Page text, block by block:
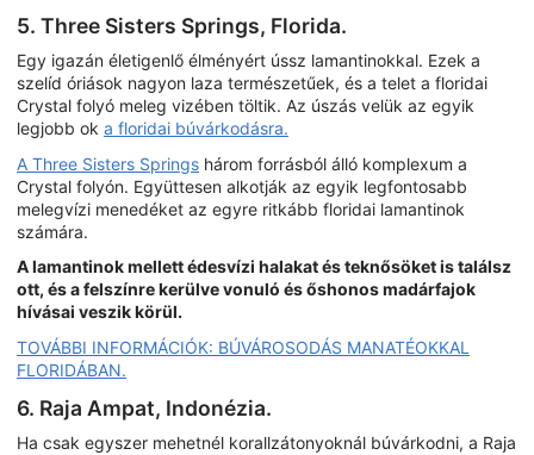
5. Three Sisters Springs, Florida.
Egy igazán életigenlő élményért ússz lamantinokkal. Ezek a
szelíd óriások nagyon laza természetűek, és a telet a floridai
Crystal folyó meleg vizében töltik. Az úszás velük az egyik
legjobb ok a floridai búvárkodásra.
A Three Sisters Springs három forrásból álló komplexum a
Crystal folyón. Együttesen alkotják az egyik legfontosabb
melegvízi menedéket az egyre ritkább floridai lamantinok
számára.
A lamantinok mellett édesvízi halakat és teknősöket is találsz
ott, és a felszínre kerülve vonuló és őshonos madárfajok
hívásai veszik körül.
TOVÁBBI INFORMÁCIÓK: BÚVÁROSODÁS MANATÉOKKAL
FLORIDÁBAN.
6. Raja Ampat, Indonézia.
Ha csak egyszer mehetnél korallzátonyoknál búvárkodni, a Raja